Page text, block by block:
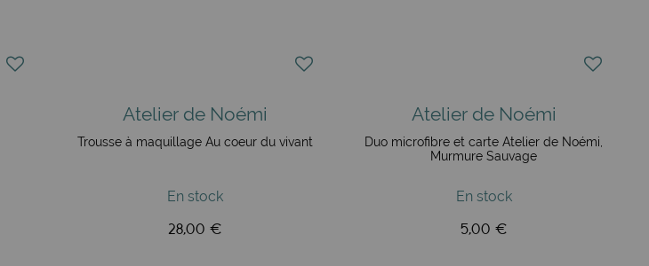
Atelier de Noémi
Trousse à maquillage Au coeur du vivant
En stock
28,00 €
Atelier de Noémi
Duo microfibre et carte Atelier de Noémi,
Murmure Sauvage
En stock
5,00 €